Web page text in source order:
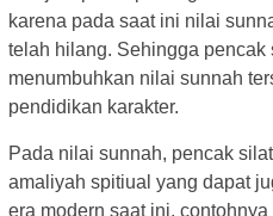
karena pada saat ini nilai
telah hilang. Sehingga pencak
menumbuhkan nilai sunnah
pendidikan karakter.
Pada nilai sunnah, pencak
amaliyah spitiual yang dapat
era modern saat ini,